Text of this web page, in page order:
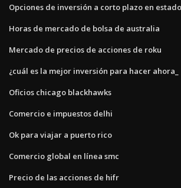
Opciones de inversión a corto plazo en
Horas de mercado de bolsa de australia
Mercado de precios de acciones de roku
¿cuál es la mejor inversión para hacer ahora_
Oficios chicago blackhawks
Comercio e impuestos delhi
Ok para viajar a puerto rico
Comercio global en línea smc
Precio de las acciones de hifr